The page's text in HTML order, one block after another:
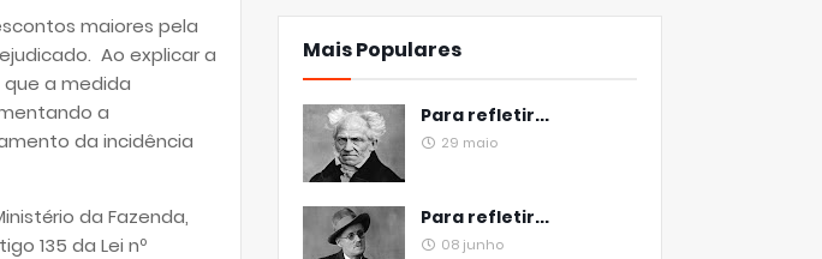
maiores pela
Ao explicar a
que a medida
a
da incidência
da Fazenda,
135 da Lei nº
Mais Populares
Para refletir...
29 maio
Para refletir...
08 junho